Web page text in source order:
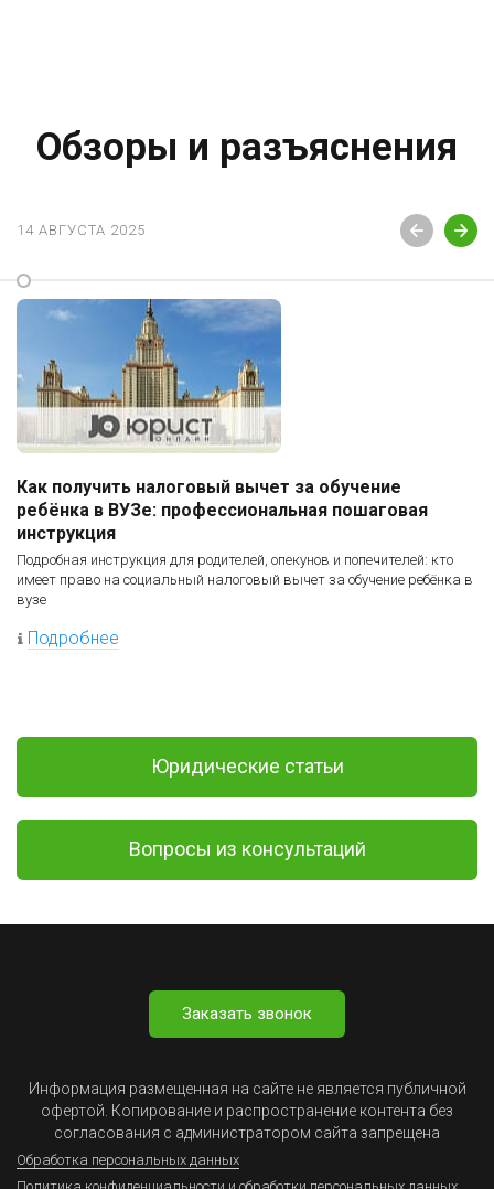
Обзоры и разъяснения
14 АВГУСТА 2025
Как получить налоговый вычет за обучение
ребёнка в ВУЗе: профессиональная пошаговая
инструкция
Подробная инструкция для родителей, опекунов и попечителей: кто
имеет право на социальный налоговый вычет за обучение ребёнка в
вузе
Подробнее
Юридические статьи
Вопросы из консультаций
Заказать звонок
Информация размещенная на сайте не является публичной
офертой. Копирование и распространение контента без
согласования с администратором сайта запрещена
Обработка персональных данных